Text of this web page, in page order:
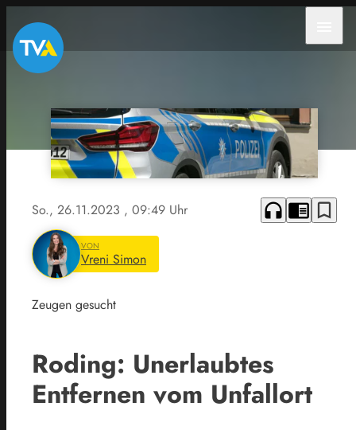
So., 26.11.2023 , 09:49 Uhr headphones chrome_reader_mode bookmark_border
VON
Vreni Simon
Zeugen gesucht
Roding: Unerlaubtes
Entfernen vom Unfallort